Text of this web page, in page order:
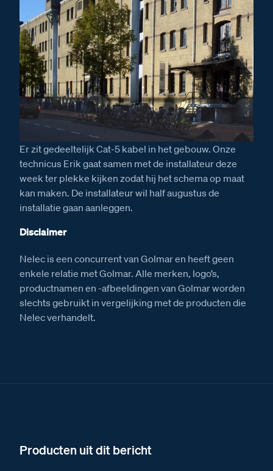
Er zit gedeeltelijk Cat-5 kabel in het gebouw. Onze
technicus Erik gaat samen met de installateur deze
week ter plekke kijken zodat hij het schema op maat
kan maken. De installateur wil half augustus de
installatie gaan aanleggen.
Disclaimer
Nelec is een concurrent van Golmar en heeft geen
enkele relatie met Golmar. Alle merken, logo’s,
productnamen en -afbeeldingen van Golmar worden
slechts gebruikt in vergelijking met de producten die
Nelec verhandelt.
Producten uit dit bericht